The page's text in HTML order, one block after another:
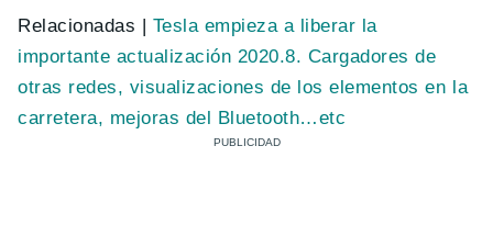
Relacionadas | Tesla empieza a liberar la
importante actualización 2020.8. Cargadores de
otras redes, visualizaciones de los elementos en la
carretera, mejoras del Bluetooth…etc